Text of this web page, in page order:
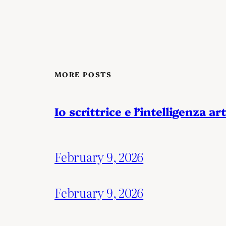
MORE POSTS
Io scrittrice e l’intelligenza
February 9, 2026
February 9, 2026